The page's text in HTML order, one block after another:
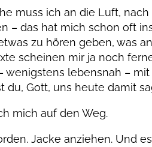
muss ich an die Luft,
– das hat mich schon oft
zu hören geben, was
scheinen mir ja noch
wenigstens lebensnah –
du, Gott, uns heute damit
mich auf den Weg.
Jacke anziehen. Und